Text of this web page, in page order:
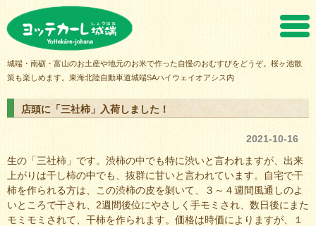
城端・南砺・富山のお土産や地元のお米で作った自慢のおむすびをどうぞ。桜ヶ池散
策も楽しめます。東海北陸自動車道城端SAハイウェイオアシス内
店頭に「三社柿」入荷しました！
2021-10-16
生の「三社柿」です。渋柿の中でも特に渋いと言われますが、出来
上がりは干し柿の中でも、抜群に甘いと言われています。自宅で干
柿を作られる方は、この渋柿の皮を剝いて、３～４週間風通しのよ
いところで干され、2週間後位にやさしく手モミされ、数日後にまた
モミモミされて、干柿を作られます。価格は時価によりますが、１